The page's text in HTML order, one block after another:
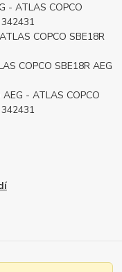
- ATLAS COPCO
COPCO SBE18R
COPCO SBE18R AEG
- ATLAS COPCO